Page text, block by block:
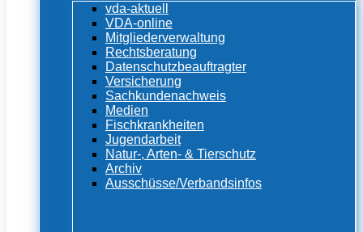
vda-aktuell
VDA-online
Mitgliederverwaltung
Rechtsberatung
Datenschutzbeauftragter
Versicherung
Sachkundenachweis
Medien
Fischkrankheiten
Jugendarbeit
Natur-, Arten- & Tierschutz
Archiv
Ausschüsse/Verbandsinfos